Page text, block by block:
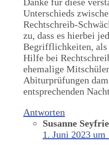
Unterschieds
Rechtschreib-
zu, dass es hierbei
Begrifflichkeiten,
Hilfe bei
ehemalige
Abiturprüfungen
entsprechenden
Antworten
Susanne
1. Juni 2023 um